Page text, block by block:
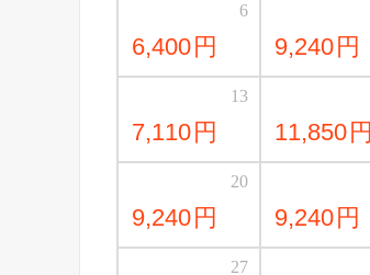
6,400 円
6
9,240 円
7,110 円
13
11,850 円
9,240 円
20
9,240 円
27